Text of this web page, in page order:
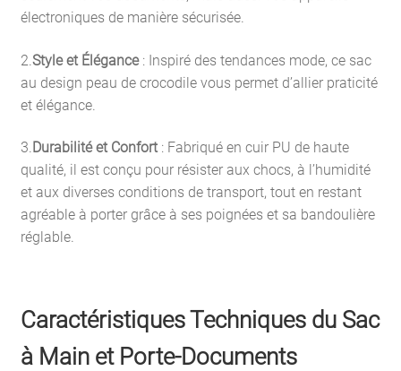
électroniques de manière sécurisée.
2. Style et Élégance: Inspiré des tendances mode, ce sac
au design peau de crocodile vous permet d’allier praticité
et élégance.
3. Durabilité et Confort: Fabriqué en cuir PU de haute
qualité, il est conçu pour résister aux chocs, à l’humidité
et aux diverses conditions de transport, tout en restant
agréable à porter grâce à ses poignées et sa bandoulière
réglable.
Caractéristiques Techniques du Sac
à Main et Porte-Documents